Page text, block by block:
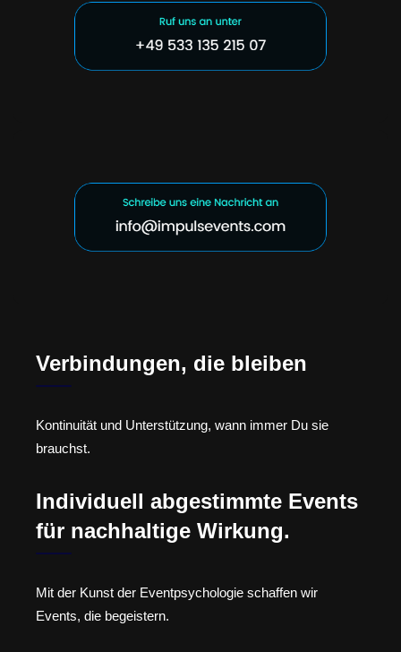
Verbindungen, die bleiben
Kontinuität und Unterstützung, wann immer Du sie
brauchst.
Individuell abgestimmte Events
für nachhaltige Wirkung.
Mit der Kunst der Eventpsychologie schaffen wir
Events, die begeistern.